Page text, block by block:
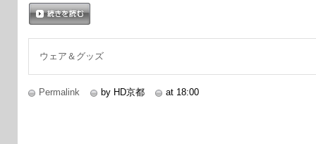
ウェア＆グッズ
Permalink by HD京都 at 18:00